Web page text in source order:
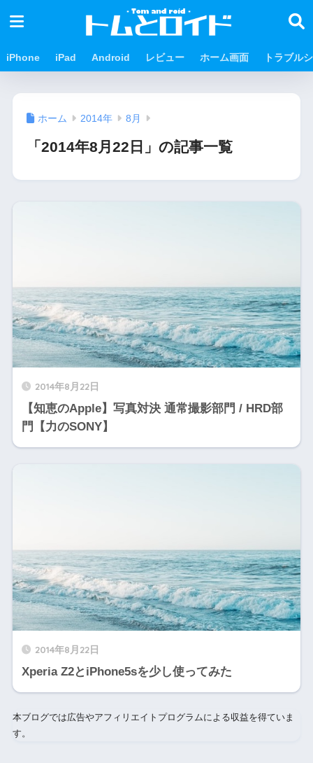
iPhone iPad Android レビュー ホーム画面 トラブル
ホーム 2014年 8月
「2014年8月22日」の記事一覧
2014年8月22日
【知恵のApple】写真対決 通常撮影部門 / HRD部
門【力のSONY】
2014年8月22日
Xperia Z2とiPhone5sを少し使ってみた
本ブログでは広告やアフィリエイトプログラムによる収益を得ていま
す。